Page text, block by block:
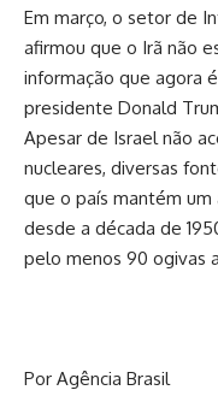
Em março, o setor de
afirmou que o Irã não
informação que agora
presidente Donald
Apesar de Israel não
nucleares, diversas
que o país mantém
desde a década de
pelo menos 90 ogivas
Por Agência Brasil